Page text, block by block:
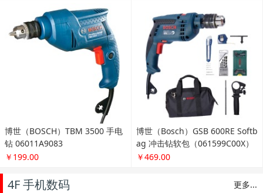
博世（BOSCH）TBM 3500 手电
钻 06011A9083
￥199.00
博世（Bosch）GSB 600RE Softb
ag 冲击钻软包（061599C00X）
￥469.00
更多...
4F 手机数码